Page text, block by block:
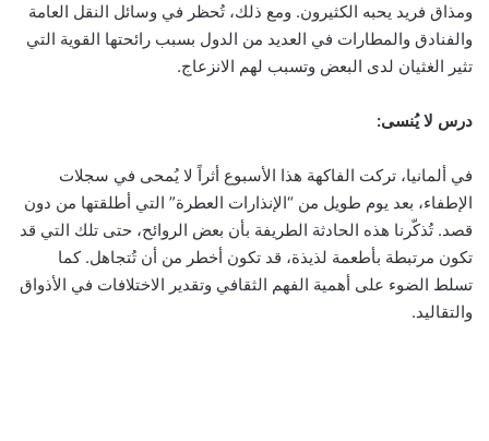
ومذاق فريد يحبه الكثيرون. ومع ذلك، تُحظر في وسائل النقل العامة
والفنادق والمطارات في العديد من الدول بسبب رائحتها القوية التي
تثير الغثيان لدى البعض وتسبب لهم الانزعاج.
درس لا يُنسى:
في ألمانيا، تركت الفاكهة هذا الأسبوع أثراً لا يُمحى في سجلات
الإطفاء، بعد يوم طويل من “الإنذارات العطرة” التي أطلقتها من دون
قصد. تُذكّرنا هذه الحادثة الطريفة بأن بعض الروائح، حتى تلك التي قد
تكون مرتبطة بأطعمة لذيذة، قد تكون أخطر من أن تُتجاهل. كما
تسلط الضوء على أهمية الفهم الثقافي وتقدير الاختلافات في الأذواق
والتقاليد.